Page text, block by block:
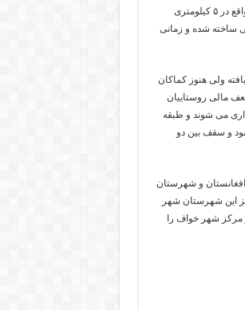
یکی از معروف‌ترین جاذبه‌های گردشگری که در سفر به خواف باید از آن بازدید کنید، مدرسه تاریخی غیاثیه واقع در ۵ کیلومتری
ساخته شده و زمانی
ولی هنوز کماکان
مالی روستاییان
می شوند و طبقه
و سقف بین دو
از شرق به افغانستان و شهرستان
این شهرستان شهر
شهر خواف را